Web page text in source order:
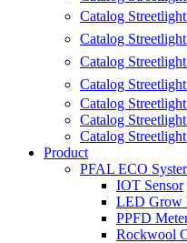
Catalog
Catalog
Catalog
Catalog
Catalog
Catalog
Catalog
Product
PFAL ECO
IOT Sensor
LED Grow
PPFD
Rockwool